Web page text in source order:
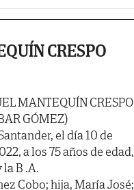
CRESPO
MANTEQUÍN CRESPO
GÓMEZ)
el día 10 de
a los 75 años de edad,
B .A.
Cobo; hija, María José;